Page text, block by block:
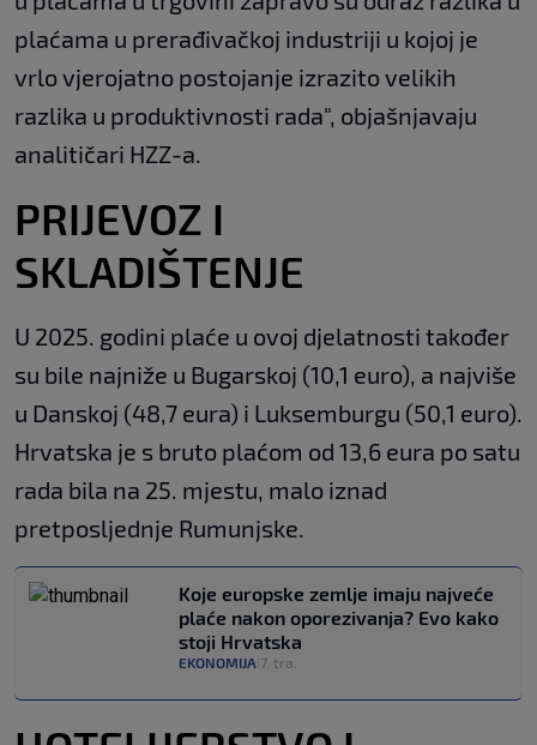
plaćama u prerađivačkoj industriji u kojoj je
vrlo vjerojatno postojanje izrazito velikih
razlika u produktivnosti rada", objašnjavaju
analitičari HZZ-a.
PRIJEVOZ I
SKLADIŠTENJE
U 2025. godini plaće u ovoj djelatnosti također
su bile najniže u Bugarskoj (10,1 euro), a najviše
u Danskoj (48,7 eura) i Luksemburgu (50,1 euro).
Hrvatska je s bruto plaćom od 13,6 eura po satu
rada bila na 25. mjestu, malo iznad
pretposljednje Rumunjske.
Koje europske zemlje imaju najveće
plaće nakon oporezivanja? Evo kako
stoji Hrvatska
EKONOMIJA 7. tra.